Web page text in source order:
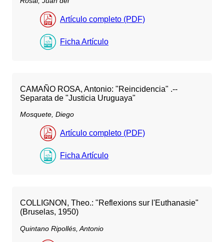
Artículo completo (PDF)
Ficha Artículo
CAMAÑO ROSA, Antonio: "Reincidencia" .--
Separata de "Justicia Uruguaya"
Mosquete, Diego
Artículo completo (PDF)
Ficha Artículo
COLLIGNON, Theo.: "Reflexions sur l'Euthanasie"
(Bruselas, 1950)
Quintano Ripollés, Antonio